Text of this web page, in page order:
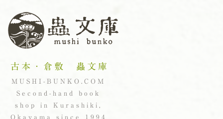
古本・倉敷 蟲文庫
MUSHI-BUNKO.COM
Second-hand book
shop in Kurashiki,
Okayama since 1994